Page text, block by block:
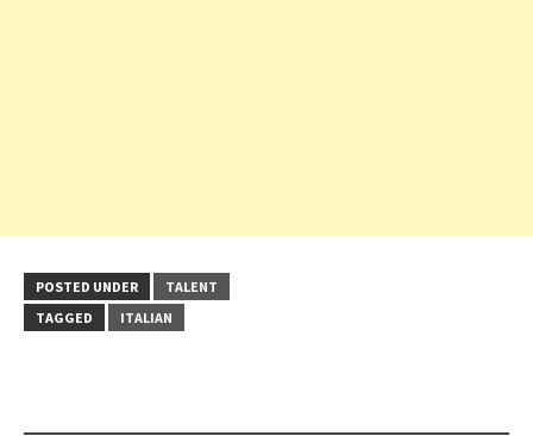
POSTED UNDER
TALENT
TAGGED
ITALIAN